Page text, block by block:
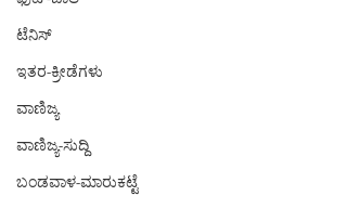
ಟೆನಿಸ್
ಇತರ-ಕ್ರೀಡೆಗಳು
ವಾಣಿಜ್ಯ
ವಾಣಿಜ್ಯ-ಸುದ್ದಿ
ಬಂಡವಾಳ-ಮಾರುಕಟ್ಟೆ